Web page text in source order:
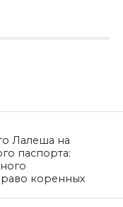
Лалеша на
паспорта:
коренных